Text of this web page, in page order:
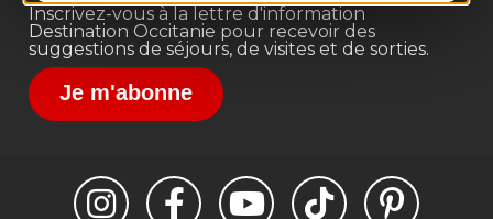
Inscrivez-vous à la lettre d'information
Destination Occitanie pour recevoir des
suggestions de séjours, de visites et de sorties.
Je m'abonne